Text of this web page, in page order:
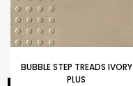
BUBBLE STEP TREADS IVORY
PLUS